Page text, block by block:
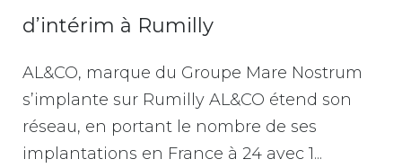
d’intérim à Rumilly
AL&CO, marque du Groupe Mare Nostrum
s’implante sur Rumilly AL&CO étend son
réseau, en portant le nombre de ses
implantations en France à 24 avec 1...